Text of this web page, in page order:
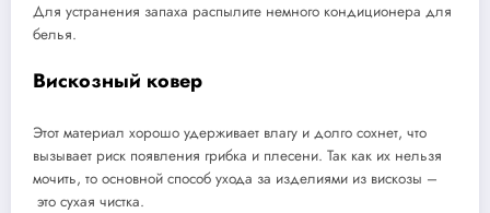
Для устранения запаха распылите немного кондиционера для
белья.
Вискозный ковер
Этот материал хорошо удерживает влагу и долго сохнет, что
вызывает риск появления грибка и плесени. Так как их нельзя
мочить, то основной способ ухода за изделиями из вискозы –
это сухая чистка.